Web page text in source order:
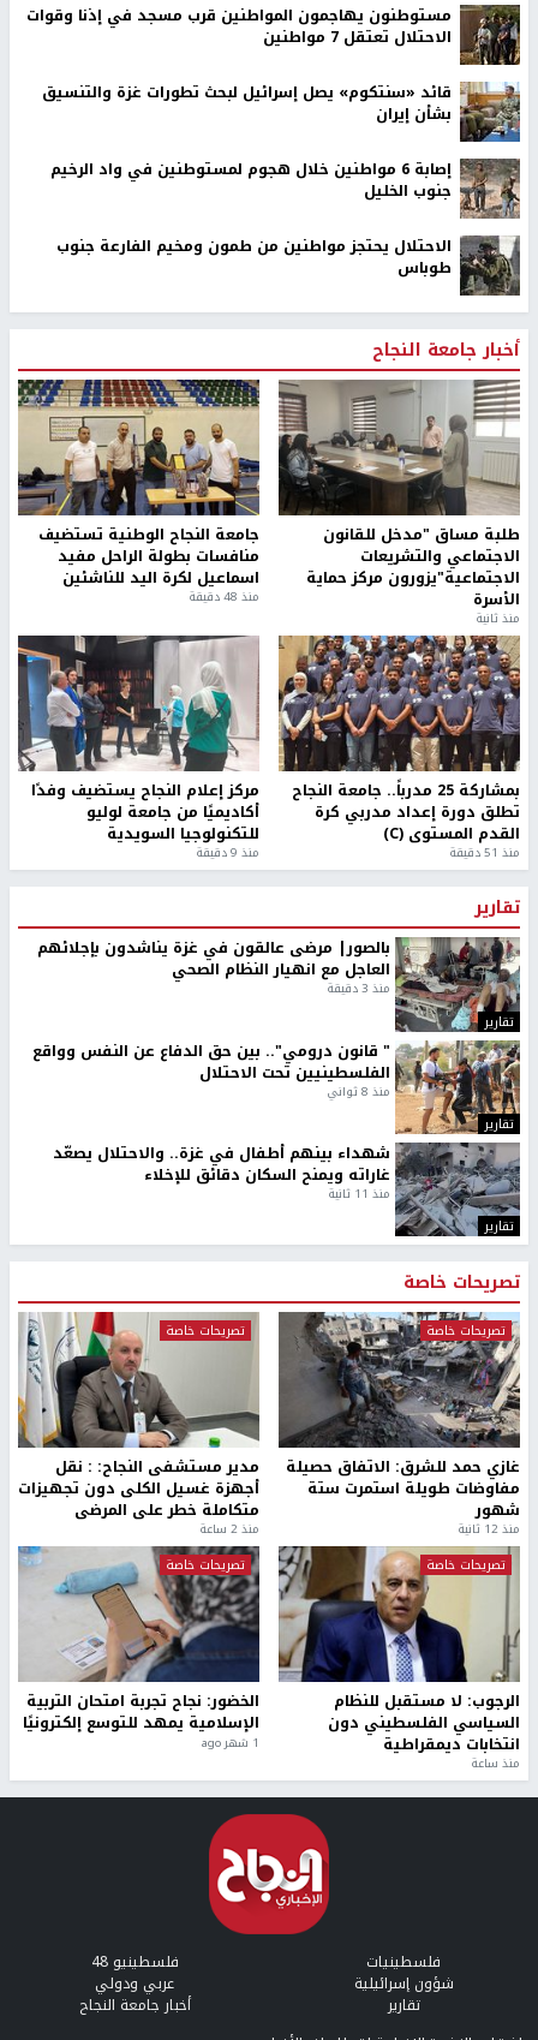
مستوطنون يهاجمون المواطنين قرب مسجد في إذنا وقوات
الاحتلال تعتقل 7 مواطنين
قائد «سنتكوم» يصل إسرائيل لبحث تطورات غزة والتنسيق
بشأن إيران
إصابة 6 مواطنين خلال هجوم لمستوطنين في واد الرخيم
جنوب الخليل
الاحتلال يحتجز مواطنين من طمون ومخيم الفارعة جنوب
طوباس
أخبار جامعة النجاح
طلبة مساق "مدخل للقانون
الاجتماعي والتشريعات
الاجتماعية"يزورون مركز حماية
الأسرة
منذ ثانية
جامعة النجاح الوطنية تستضيف
منافسات بطولة الراحل مفيد
اسماعيل لكرة اليد للناشئين
منذ 48 دقيقة
بمشاركة 25 مدرباً.. جامعة النجاح
تطلق دورة إعداد مدربي كرة
القدم المستوى (C)
منذ 51 دقيقة
مركز إعلام النجاح يستضيف وفدًا
أكاديميًا من جامعة لوليو
للتكنولوجيا السويدية
منذ 9 دقيقة
تقارير
تقارير
بالصور| مرضى عالقون في غزة يناشدون بإجلائهم
العاجل مع انهيار النظام الصحي
منذ 3 دقيقة
تقارير
" قانون درومي".. بين حق الدفاع عن النفس وواقع
الفلسطينيين تحت الاحتلال
منذ 8 ثواني
تقارير
شهداء بينهم أطفال في غزة.. والاحتلال يصعّد
غاراته ويمنح السكان دقائق للإخلاء
منذ 11 ثانية
تصريحات خاصة
تصريحات خاصة
غازي حمد للشرق: الاتفاق حصيلة
مفاوضات طويلة استمرت ستة
شهور
منذ 12 ثانية
تصريحات خاصة
مدير مستشفى النجاح: : نقل
أجهزة غسيل الكلى دون تجهيزات
متكاملة خطر على المرضى
منذ 2 ساعة
تصريحات خاصة
الرجوب: لا مستقبل للنظام
السياسي الفلسطيني دون
انتخابات ديمقراطية
منذ ساعة
تصريحات خاصة
الخضور: نجاح تجربة امتحان التربية
الإسلامية يمهد للتوسع إلكترونيًا
1 شهر ago
فلسطينيات فلسطينيو 48
شؤون إسرائيلية عربي ودولي
تقارير
أخبار جامعة النجاح